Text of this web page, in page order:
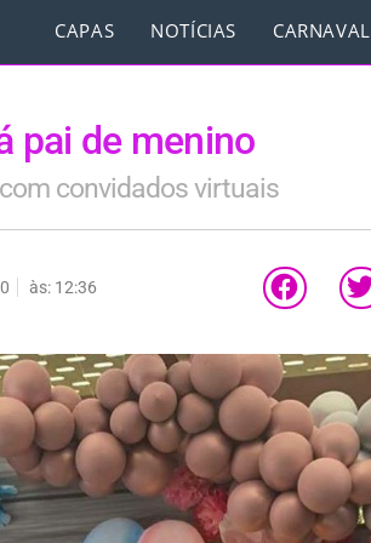
CAPAS NOTÍCIAS CARNAVAL
pai de menino
convidados virtuais
às: 12:36